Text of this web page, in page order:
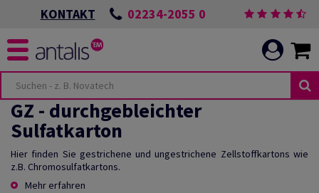
KONTAKT 02234-2055 0
GZ - durchgebleichter
Sulfatkarton
Hier finden Sie gestrichene und ungestrichene Zellstoffkartons wie
z.B. Chromosulfatkartons.
Mehr erfahren